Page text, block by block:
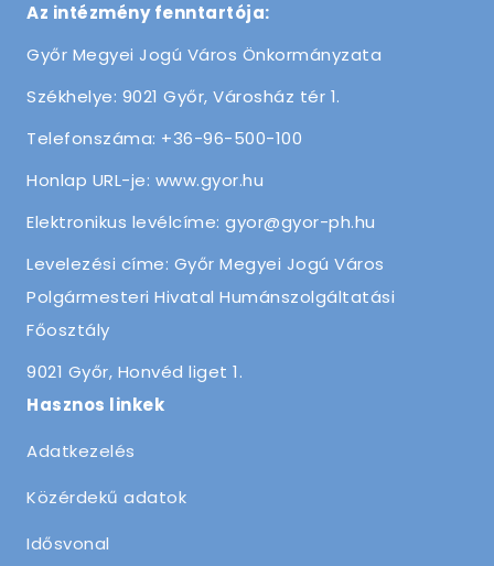
Az intézmény fenntartója:
Győr Megyei Jogú Város Önkormányzata
Székhelye: 9021 Győr, Városház tér 1.
Telefonszáma: +36-96-500-100
Honlap URL-je: www.gyor.hu
Elektronikus levélcíme: gyor@gyor-ph.hu
Levelezési címe: Győr Megyei Jogú Város
Polgármesteri Hivatal Humánszolgáltatási
Főosztály
9021 Győr, Honvéd liget 1.
Hasznos linkek
Adatkezelés
Közérdekű adatok
Idősvonal